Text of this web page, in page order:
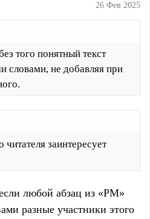
26 Фев 2025
того понятный текст
словами, не добавляя при
заинтересует
любой абзац из «РМ»
разные участники этого